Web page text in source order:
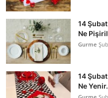
14
Ne
Gurme
14
Ne